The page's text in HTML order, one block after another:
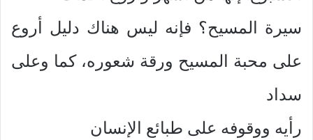
سيرة المسيح؟ فإنه ليس هناك دليل أروع
على محبة المسيح ورقة شعوره، كما وعلى
سداد
رأيه ووقوفه على طبائع الإنسان